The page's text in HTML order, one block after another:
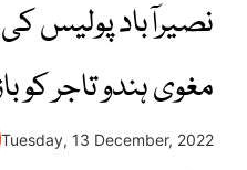
نصیرآباد پولیس
مغوی ہندو تاجر کو
Tuesday, 13 December, 2022